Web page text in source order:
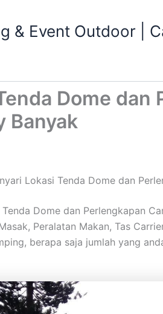
& Event Outdoor |
Dome
Banyak
Lokasi Tenda Dome dan
Dome dan Perlengkapan
Peralatan Makan, Tas
berapa saja jumlah yang